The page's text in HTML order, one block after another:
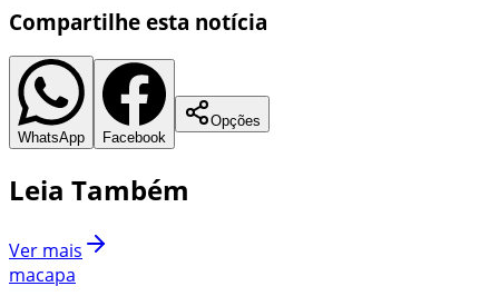
Compartilhe esta notícia
WhatsApp Facebook
Opções
Leia Também
Ver mais
macapa